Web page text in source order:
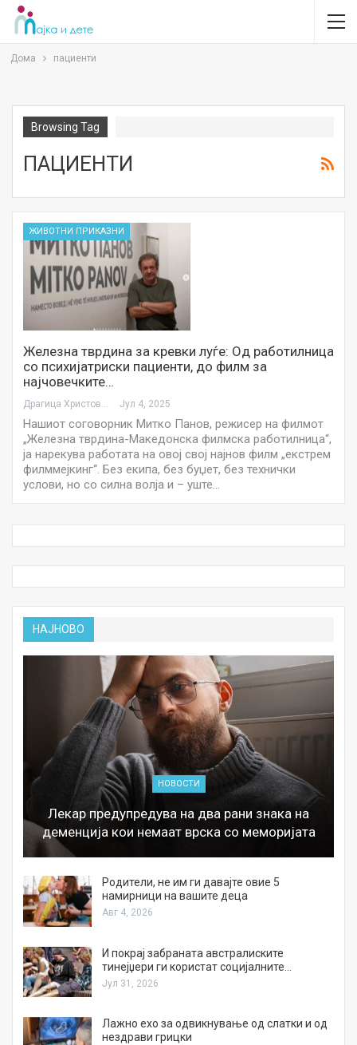
Дома пациенти
Browsing Tag
ПАЦИЕНТИ
ЖИВОТНИ ПРИКАЗНИ
Железна тврдина за кревки луѓе: Од работилница
со психијатриски пациенти, до филм за
најчовечките…
Јул 4, 2025
Нашиот соговорник Митко Панов, режисер на филмот
„Железна тврдина-Македонска филмска работилница“,
ја нарекува работата на овој свој најнов филм „екстрем
филммејкинг“. Без екипа, без буџет, без технички
услови, но со силна волја и – уште…
НАЈНОВО
НОВОСТИ
Лекар предупредува на два рани знака на
деменција кои немаат врска со меморијата
Родители, не им ги давајте овие 5
намирници на вашите деца
Авг 4, 2026
И покрај забраната австралиските
тинејџери ги користат социјалните…
Јул 31, 2026
Лажно ехо за одвикнување од слатки и од
нездрави грицки